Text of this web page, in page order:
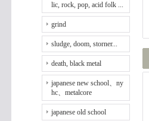
lic, rock, pop, acid folk ...
grind
sludge, doom, storner...
death, black metal
japanese new school、ny
hc、metalcore
japanese old school